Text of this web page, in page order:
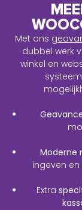
Met ons
dubbel werk
winkel en
Moderne
ingeven
Extra